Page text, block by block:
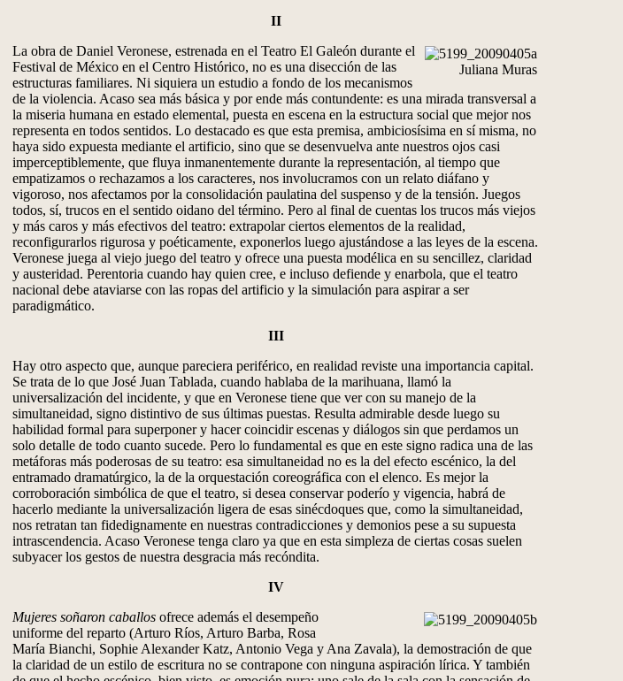
II
Juliana Muras
La obra de Daniel Veronese, estrenada en el Teatro El Galeón durante el
Festival de México en el Centro Histórico, no es una disección de las
estructuras familiares. Ni siquiera un estudio a fondo de los mecanismos
de la violencia. Acaso sea más básica y por ende más contundente: es una mirada transversal a
la miseria humana en estado elemental, puesta en escena en la estructura social que mejor nos
representa en todos sentidos. Lo destacado es que esta premisa, ambiciosísima en sí misma, no
haya sido expuesta mediante el artificio, sino que se desenvuelva ante nuestros ojos casi
imperceptiblemente, que fluya inmanentemente durante la representación, al tiempo que
empatizamos o rechazamos a los caracteres, nos involucramos con un relato diáfano y
vigoroso, nos afectamos por la consolidación paulatina del suspenso y de la tensión. Juegos
todos, sí, trucos en el sentido oidano del término. Pero al final de cuentas los trucos más viejos
y más caros y más efectivos del teatro: extrapolar ciertos elementos de la realidad,
reconfigurarlos rigurosa y poéticamente, exponerlos luego ajustándose a las leyes de la escena.
Veronese juega al viejo juego del teatro y ofrece una puesta modélica en su sencillez, claridad
y austeridad. Perentoria cuando hay quien cree, e incluso defiende y enarbola, que el teatro
nacional debe ataviarse con las ropas del artificio y la simulación para aspirar a ser
paradigmático.
III
Hay otro aspecto que, aunque pareciera periférico, en realidad reviste una importancia capital.
Se trata de lo que José Juan Tablada, cuando hablaba de la marihuana, llamó la
universalización del incidente, y que en Veronese tiene que ver con su manejo de la
simultaneidad, signo distintivo de sus últimas puestas. Resulta admirable desde luego su
habilidad formal para superponer y hacer coincidir escenas y diálogos sin que perdamos un
solo detalle de todo cuanto sucede. Pero lo fundamental es que en este signo radica una de las
metáforas más poderosas de su teatro: esa simultaneidad no es la del efecto escénico, la del
entramado dramatúrgico, la de la orquestación coreográfica con el elenco. Es mejor la
corroboración simbólica de que el teatro, si desea conservar poderío y vigencia, habrá de
hacerlo mediante la universalización ligera de esas sinécdoques que, como la simultaneidad,
nos retratan tan fidedignamente en nuestras contradicciones y demonios pese a su supuesta
intrascendencia. Acaso Veronese tenga claro ya que en esta simpleza de ciertas cosas suelen
subyacer los gestos de nuestra desgracia más recóndita.
IV
Mujeres soñaron caballos ofrece además el desempeño
uniforme del reparto (Arturo Ríos, Arturo Barba, Rosa
María Bianchi, Sophie Alexander Katz, Antonio Vega y Ana Zavala), la demostración de que
la claridad de un estilo de escritura no se contrapone con ninguna aspiración lírica. Y también